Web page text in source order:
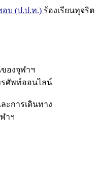
อบ (ป.ป.ท.) ร้องเรียนทุจริต
องจุฬาฯ
ศัพท์ออนไลน์
ะการเดินทาง
าฯ